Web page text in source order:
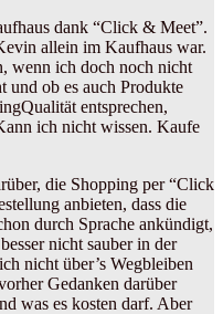
dank “Click & Meet”.
allein im Kaufhaus war.
wenn ich doch noch nicht
und ob es auch Produkte
entsprechen,
ich nicht wissen. Kaufe
die Shopping per “Click
anbieten, dass die
durch Sprache ankündigt,
nicht sauber in der
nicht über’s Wegbleiben
Gedanken darüber
was es kosten darf. Aber